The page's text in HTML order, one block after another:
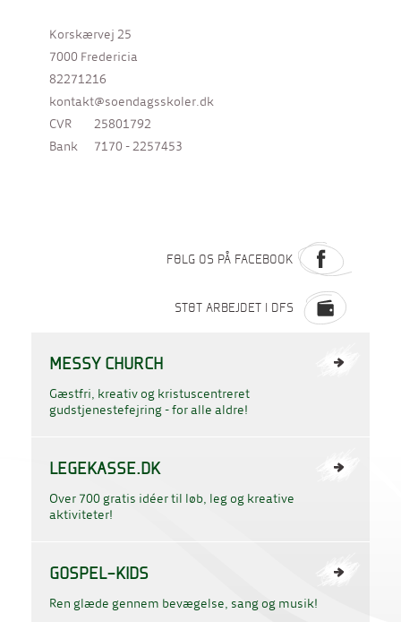
Korskærvej 25
7000 Fredericia
82271216
kontakt@soendagsskoler.dk
CVR
25801792
Bank
7170 - 2257453
FØLG OS PÅ FACEBOOK
STØT ARBEJDET I DFS
MESSY CHURCH
Gæstfri, kreativ og kristuscentreret
gudstjenestefejring - for alle aldre!
LEGEKASSE.DK
Over 700 gratis idéer til løb, leg og kreative
aktiviteter!
GOSPEL-KIDS
Ren glæde gennem bevægelse, sang og musik!